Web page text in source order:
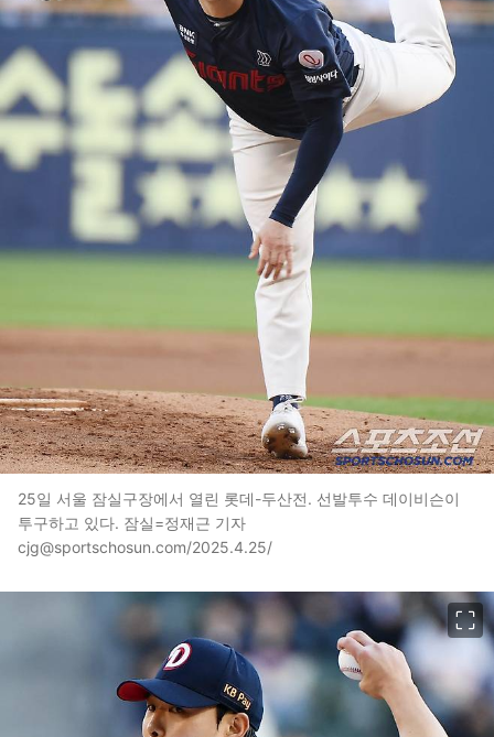
25일 서울 잠실구장에서 열린 롯데-두산전. 선발투수 데이비슨이
투구하고 있다. 잠실=정재근 기자
cjg@sportschosun.com/2025.4.25/